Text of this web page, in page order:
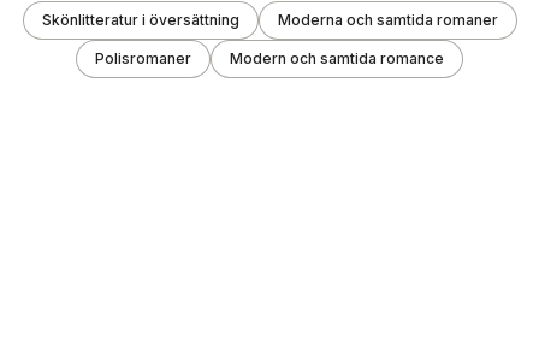
Skönlitteratur i översättning Moderna och samtida romaner
Polisromaner Modern och samtida romance